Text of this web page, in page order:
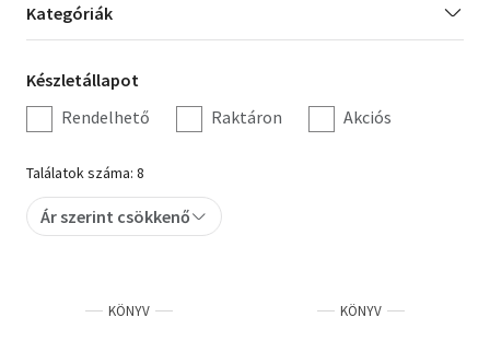
Hobbi, szabadidő
Irodalom
Művészet
Szakkönyv
Tankönyv, segédkönyv
Kategória
szűrés
Kategóriák
Készletállapot
szűrés
Készletállapot
Rendelhető
Raktáron Akciós
Találatok száma: 8
Ár szerint csökkenő
KÖNYV KÖNYV